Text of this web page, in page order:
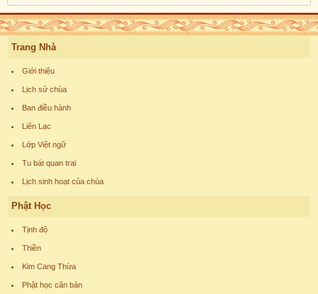
Trang Nhà
Giới thiệu
Lịch sử chùa
Ban điều hành
Liên Lạc
Lớp Việt ngữ
Tu bát quan trai
Lịch sinh hoạt của chùa
Phật Học
Tịnh độ
Thiền
Kim Cang Thừa
Phật học căn bản